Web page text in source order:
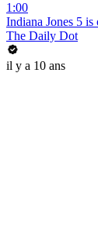
1:00
Indiana Jones 5
The Daily Dot
il y a 10 ans